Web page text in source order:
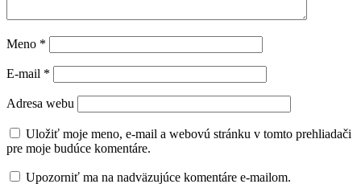
Meno *
E-mail *
Adresa webu
Uložiť moje meno, e-mail a webovú stránku v tomto prehliadači
pre moje budúce komentáre.
Upozorniť ma na nadväzujúce komentáre e-mailom.